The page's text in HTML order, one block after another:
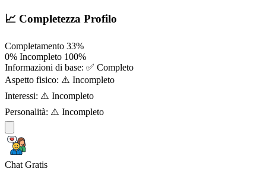
📈 Completezza Profilo
Completamento 33%
0% Incompleto 100%
Informazioni di base: ✅ Completo
Aspetto fisico: ⚠️ Incompleto
Interessi: ⚠️ Incompleto
Personalità: ⚠️ Incompleto
Chat Gratis